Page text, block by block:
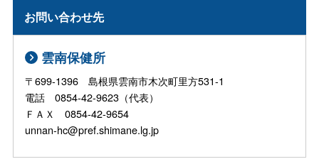
お問い合わせ先
雲南保健所
〒699-1396 島根県雲南市木次町里方531-1
電話 0854-42-9623（代表）
ＦＡＸ 0854-42-9654
unnan-hc@pref.shimane.lg.jp